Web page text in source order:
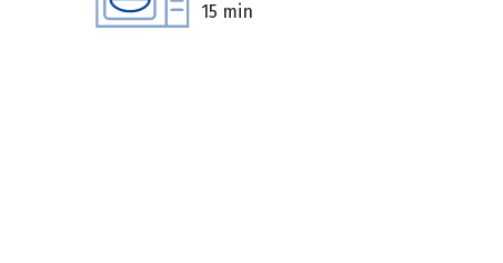
15 min